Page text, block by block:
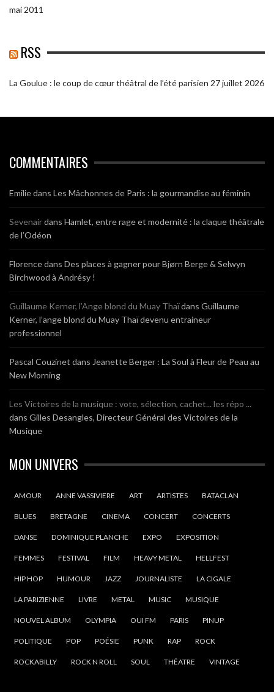
mai 2011
RSS
La Goulue : le coup de cœur théâtral de l’été parisien 27 juillet 2026
COMMENTAIRES
Emiliedans Les Mâchonnes de Paris : la gourmandise au féminin
Sevenairdans Hamlet, entre rage et modernité : la claque théâtrale
de l’Odéon
Florencedans Des places à gagner pour Bjørn Berge & Selwyn
Birchwood à Andrésy !
Guillaume Kerner, l’Ange blond du Muay Thaïdans Guillaume
Kerner, l’ange blond du Muay Thaï devenu entraineur
professionnel
Pascal Couzinet dans Jeanette Berger : La Soul à Fleur de Peau au
New Morning
Les Victoires de la musique : vote, sélection, cachet... les répo ...
dans Gilles Desangles, Directeur Général des Victoires de la
Musique
MON UNIVERS
AMOUR ANNE VASSIVIERE ART ARTISTES BATACLAN
BLUES BRETAGNE CINEMA CONCERT CONCERTS
DANSE DOMINIQUE PLANCHE EXPO EXPOSITION
FEMMES FESTIVAL FILM HEAVY METAL HELLFEST
HIP HOP HUMOUR JAZZ JOURNALISTE LA CIGALE
LA PARIZIENNE LIVRE METAL MUSIC MUSIQUE
NOUVEL ALBUM OLYMPIA OUI FM PARIS PINUP
POLITIQUE POP POÉSIE PUNK RAP ROCK
ROCKABILLY ROCK N ROLL SOUL THÉATRE VINTAGE